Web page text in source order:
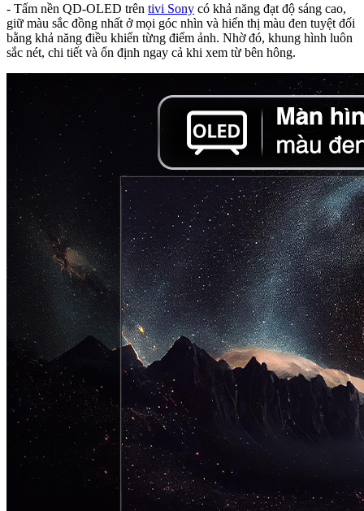
- Tấm nền QD-OLED trên tivi Sony có khả năng đạt độ sáng cao,
giữ màu sắc đồng nhất ở mọi góc nhìn và hiển thị màu đen tuyệt đối
bằng khả năng điều khiển từng điểm ảnh. Nhờ đó, khung hình luôn
sắc nét, chi tiết và ổn định ngay cả khi xem từ bên hông.